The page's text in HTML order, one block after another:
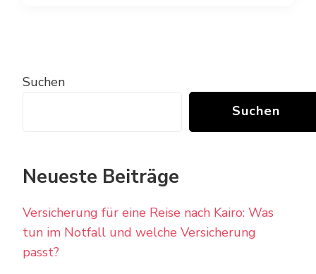
Suchen
Suchen
Neueste Beiträge
Versicherung für eine Reise nach Kairo: Was
tun im Notfall und welche Versicherung
passt?